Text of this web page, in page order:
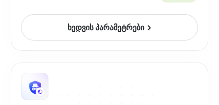
ხედვის პარამეტრები